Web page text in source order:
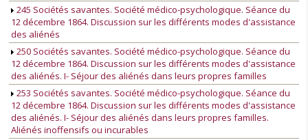
245 Sociétés savantes. Société médico-psychologique. Séance du
12 décembre 1864. Discussion sur les différents modes d'assistance
des aliénés
250 Sociétés savantes. Société médico-psychologique. Séance du
12 décembre 1864. Discussion sur les différents modes d'assistance
des aliénés. I- Séjour des aliénés dans leurs propres familles
253 Sociétés savantes. Société médico-psychologique. Séance du
12 décembre 1864. Discussion sur les différents modes d'assistance
des aliénés. I- Séjour des aliénés dans leurs propres familles.
Aliénés inoffensifs ou incurables